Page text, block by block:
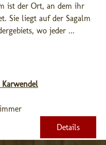
ist der Ort, an dem ihr
Sie liegt auf der Sagalm
wo jeder ...
Karwendel
Details